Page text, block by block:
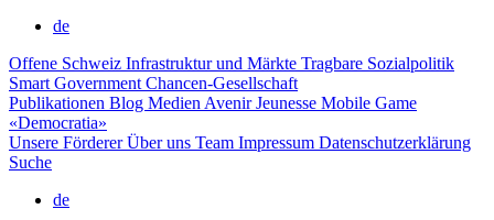
de
Offene Schweiz Infrastruktur und Märkte Tragbare Sozialpolitik
Smart Government Chancen-Gesellschaft
Publikationen Blog Medien Avenir Jeunesse Mobile Game
«Democratia»
Unsere FördererÜber uns Team Impressum Datenschutzerklärung
Suche
de